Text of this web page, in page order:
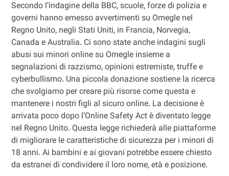
Secondo l’indagine della BBC, scuole, forze di polizia e
governi hanno emesso avvertimenti su Omegle nel
Regno Unito, negli Stati Uniti, in Francia, Norvegia,
Canada e Australia. Ci sono state anche indagini sugli
abusi sui minori online su Omegle insieme a
segnalazioni di razzismo, opinioni estremiste, truffe e
cyberbullismo. Una piccola donazione sostiene la ricerca
che svolgiamo per creare più risorse come questa e
mantenere i nostri figli al sicuro online. La decisione è
arrivata poco dopo l’Online Safety Act è diventato legge
nel Regno Unito. Questa legge richiederà alle piattaforme
di migliorare le caratteristiche di sicurezza per i minori di
18 anni. Ai bambini e ai giovani potrebbe essere chiesto
da estranei di condividere il loro nome, età e posizione.